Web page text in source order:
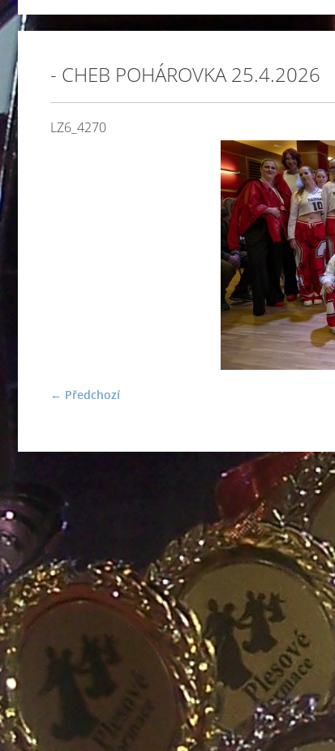
- CHEB POHÁROVKA 25.4.2026
LZ6_4270
← Předchozí